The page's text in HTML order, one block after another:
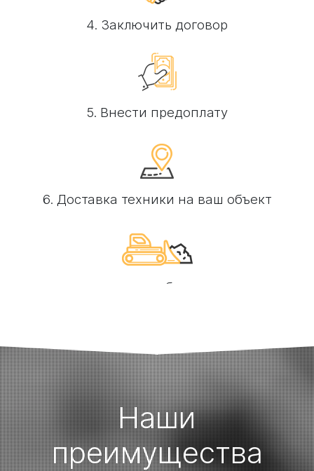
4. Заключить договор
5. Внести предоплату
6. Доставка техники на ваш объект
7. Выполнение необходимых работ
Наши
преимущества